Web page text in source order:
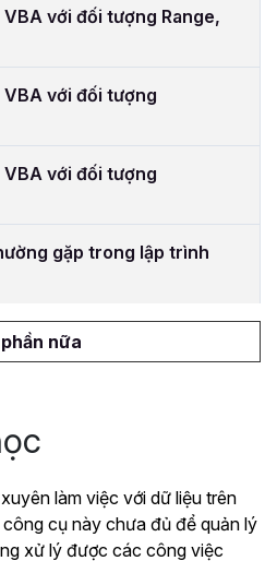
với đối tượng Range,
với đối tượng
với đối tượng
gặp trong lập trình
nữa
làm việc với dữ liệu trên
cụ này chưa đủ để quản lý
xử lý được các công việc